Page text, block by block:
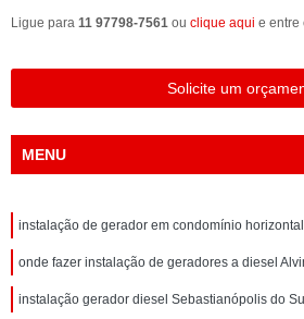
Ligue para 11 97798-7561 ou clique aqui e entre
Solicite um
MENU
instalação de gerador em condomínio
onde fazer instalação de geradores a diesel
instalação gerador diesel Sebastianópolis do Sul